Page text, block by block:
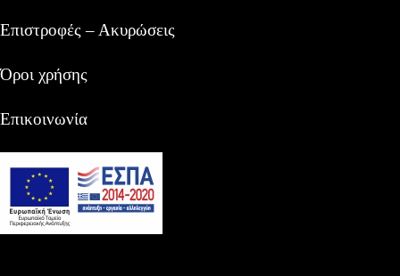
Επιστροφές – Ακυρώσεις
Όροι χρήσης
Επικοινωνία